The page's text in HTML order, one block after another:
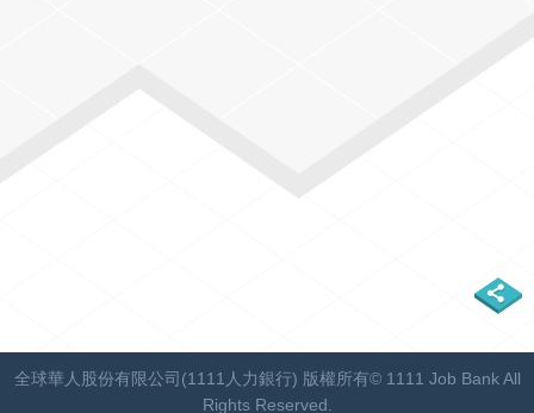
全球華人股份有限公司(1111人力銀行) 版權所有© 1111 Job Bank All
Rights Reserved.